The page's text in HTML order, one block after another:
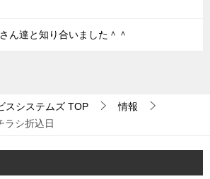
ん達と知り合いました＾＾
スシステムズ TOP
情報
ラシ折込日